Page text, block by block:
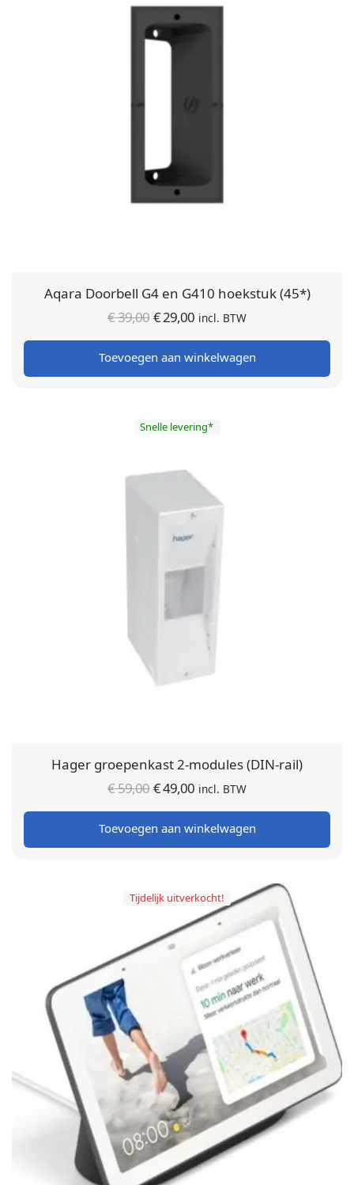
Aqara Doorbell G4 en G410 hoekstuk (45*)
€39,00Oorspronkelijke
prijs was:
€ 39,00.
€29,00 Huidige
prijs is:
€ 29,00.
incl. BTW
Toevoegen aan winkelwagen
Snelle levering*
Hager groepenkast 2-modules (DIN-rail)
€59,00Oorspronkelijke
prijs was:
€ 59,00.
€49,00 Huidige
prijs is:
€ 49,00.
incl. BTW
Toevoegen aan winkelwagen
Tijdelijk uitverkocht!